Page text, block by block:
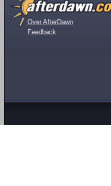
Over AfterDawn
Feedback